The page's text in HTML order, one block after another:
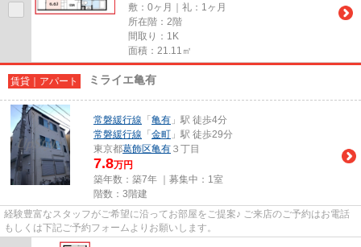
敷：0ヶ月｜礼：1ヶ月
所在階：2階
間取り：1K
面積：21.11㎡
賃貸｜アパート ミライエ亀有
常磐緩行線 「 亀有 」駅 徒歩4分
常磐緩行線 「 金町 」駅 徒歩29分
東京都葛飾区亀有 ３丁目
7.8万円
築年数：築7年 ｜募集中： 1室
階数：3階建
経験豊富なスタッフがご希望に沿ってお部屋をご提案♪ ご来店のご予約はお電話
もしくは下記ご予約フォームよりお願いします。